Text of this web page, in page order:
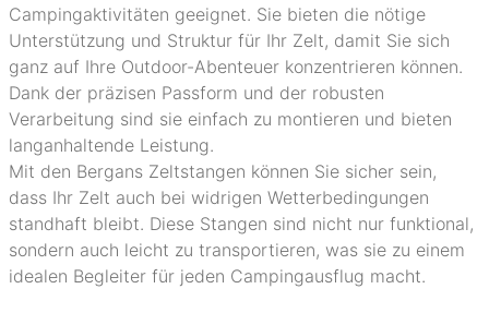
Campingaktivitäten geeignet. Sie bieten die nötige
Unterstützung und Struktur für Ihr Zelt, damit Sie sich
ganz auf Ihre Outdoor-Abenteuer konzentrieren können.
Dank der präzisen Passform und der robusten
Verarbeitung sind sie einfach zu montieren und bieten
langanhaltende Leistung.
Mit den Bergans Zeltstangen können Sie sicher sein,
dass Ihr Zelt auch bei widrigen Wetterbedingungen
standhaft bleibt. Diese Stangen sind nicht nur funktional,
sondern auch leicht zu transportieren, was sie zu einem
idealen Begleiter für jeden Campingausflug macht.